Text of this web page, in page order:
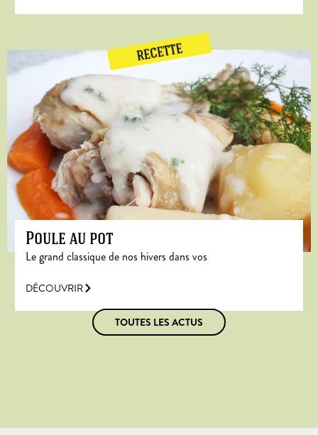
RECETTE
Poule au pot
Le grand classique de nos hivers dans vos
DÉCOUVRIR
TOUTES LES ACTUS